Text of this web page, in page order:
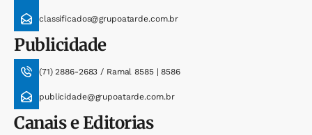
classificados@grupoatarde.com.br
Publicidade
(71) 2886-2683 / Ramal 8585 | 8586
publicidade@grupoatarde.com.br
Canais e Editorias